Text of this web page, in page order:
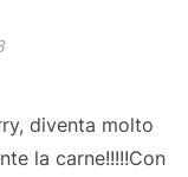
diventa molto
la carne!!!!!Con